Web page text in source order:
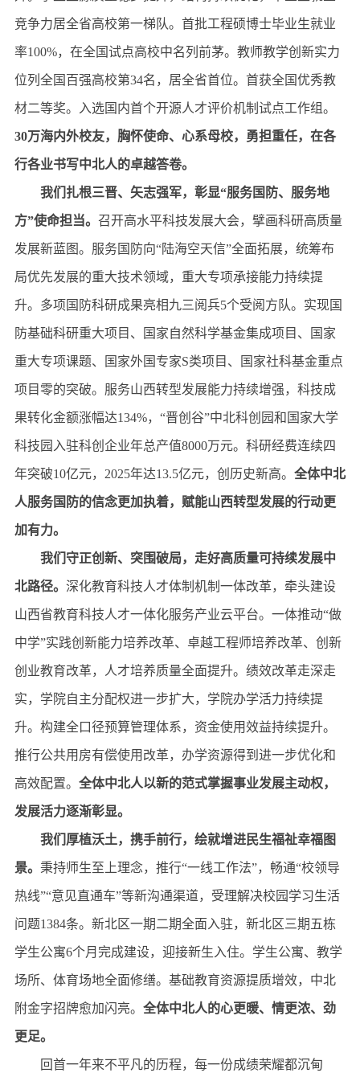
竞争力居全省高校第一梯队。首批工程硕博士毕业生就业
率100%，在全国试点高校中名列前茅。教师教学创新实力
位列全国百强高校第34名，居全省首位。首获全国优秀教
材二等奖。入选国内首个开源人才评价机制试点工作组。
30万海内外校友，胸怀使命、心系母校，勇担重任，在各
行各业书写中北人的卓越答卷。
我们 扎根三晋、矢志强军，彰显“服务国防、服务地
方”使命担当。 召开高水平科技发展大会，擘画科研高质量
发展新蓝图。服务国防向“陆海空天信”全面拓展，统筹布
局优先发展的重大技术领域，重大专项承接能力持续提
升。多项国防科研成果亮相九三阅兵5个受阅方队。实现国
防基础科研重大项目、国家自然科学基金集成项目、国家
重大专项课题、国家外国专家S类项目、国家社科基金重点
项目零的突破。服务山西转型发展能力持续增强，科技成
果转化金额涨幅达134%，“晋创谷”中北科创园和国家大学
科技园入驻科创企业年总产值8000万元。科研经费连续四
年突破10亿元，2025年达13.5亿元，创历史新高。 全体中北
人服务国防的信念更加执着，赋能山西转型发展的行动更
加有力。
我们守正创新、突围破局， 走好高质量可持续发展中
北路径。 深化教育科技人才体制机制一体改革，牵头建设
山西省教育科技人才一体化服务产业云平台。一体推动“做
中学”实践创新能力培养改革、卓越工程师培养改革、创新
创业教育改革，人才培养质量全面提升。绩效改革走深走
实，学院自主分配权进一步扩大，学院办学活力持续提
升。构建全口径预算管理体系，资金使用效益持续提升。
推行公共用房有偿使用改革，办学资源得到进一步优化和
高效配置。 全体中北人以新的范式掌握事业发展主动权，
发展活力逐渐彰显。
我们厚植沃土，携手前行，绘就增进民生福祉幸福图
景。 秉持师生至上理念，推行“一线工作法”，畅通“校领导
热线”“意见直通车”等新沟通渠道，受理解决校园学习生活
问题1384条。新北区一期二期全面入驻，新北区三期五栋
学生公寓6个月完成建设，迎接新生入住。学生公寓、教学
场所、体育场地全面修缮。基础教育资源提质增效，中北
附金字招牌愈加闪亮。 全体中北人的心更暖、情更浓、劲
更足。
回首一年来不平凡的历程，每一份成绩荣耀都沉甸